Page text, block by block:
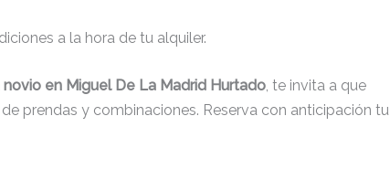
a la hora de tu alquiler.
en Miguel De La Madrid Hurtado, te invita a que
prendas y combinaciones. Reserva con anticipación tu